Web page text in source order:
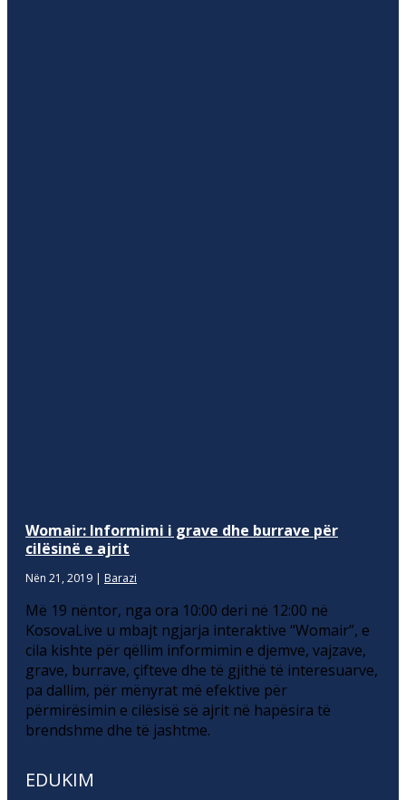
Womair: Informimi i grave dhe burrave për
cilësinë e ajrit
Nën 21, 2019 | Barazi
Më 19 nëntor, nga ora 10:00 deri në 12:00 në
KosovaLive u mbajt ngjarja interaktive “Womair”, e
cila kishte për qëllim informimin e djemve, vajzave,
grave, burrave, çifteve dhe të gjithë të interesuarve,
pa dallim, për mënyrat më efektive për
përmirësimin e cilësisë së ajrit në hapësira të
brendshme dhe të jashtme.
EDUKIM